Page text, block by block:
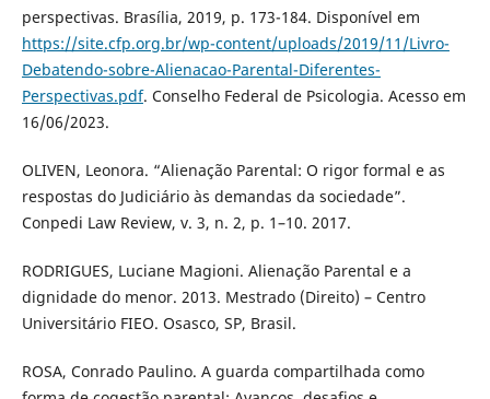
perspectivas. Brasília, 2019, p. 173-184. Disponível em
https://site.cfp.org.br/wp-content/uploads/2019/11/Livro-
Debatendo-sobre-Alienacao-Parental-Diferentes-
Perspectivas.pdf. Conselho Federal de Psicologia. Acesso em
16/06/2023.
OLIVEN, Leonora. “Alienação Parental: O rigor formal e as
respostas do Judiciário às demandas da sociedade”.
Conpedi Law Review, v. 3, n. 2, p. 1–10. 2017.
RODRIGUES, Luciane Magioni. Alienação Parental e a
dignidade do menor. 2013. Mestrado (Direito) – Centro
Universitário FIEO. Osasco, SP, Brasil.
ROSA, Conrado Paulino. A guarda compartilhada como